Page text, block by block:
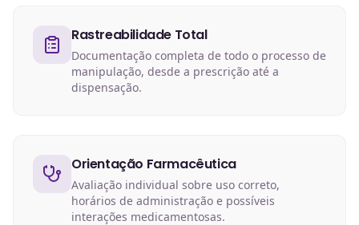
Rastreabilidade Total
Documentação completa de todo o processo de
manipulação, desde a prescrição até a
dispensação.
Orientação Farmacêutica
Avaliação individual sobre uso correto,
horários de administração e possíveis
interações medicamentosas.